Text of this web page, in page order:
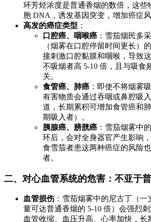
环芳烃浓度是普通香烟的数倍，这些
胞 DNA，诱发基因突变，增加癌症风
高发的癌症类型 ：
口腔癌、咽喉癌 ：雪茄烟民多
（烟雾在口腔停留时间更长）
接刺激口腔黏膜和咽喉，导致
不吸烟者高 5-10 倍，且与吸食
关。
食管癌、肺癌 ：即使不将烟雾
有害物质会通过吞咽或鼻腔吸
道，长期累积可增加食管癌和
期吸入者）。
胰腺癌、膀胱癌 ：雪茄烟雾中
环后，会对全身器官产生影响
食雪茄者患这两种癌症的风险
者。
二、对心血管系统的危害：不亚于
血管损伤：雪茄烟雾中的尼古丁（一
量可达普通香烟的 5-10 倍）会强烈
血管收缩、血压升高、心率加快，长